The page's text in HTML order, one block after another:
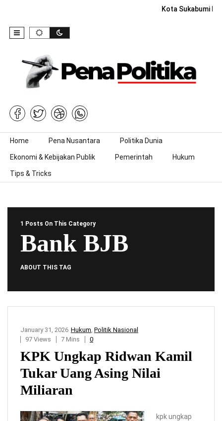
Kota Sukabumi
Skip to content
Home Pena Nusantara Politika Dunia
Ekonomi & Kebijakan Publik Pemerintah Hukum
Tips & Tricks
1 Posts On This Category
Bank BJB
ABOUT THIS TAG
Hukum Politik Nasional
January 31, 2026
97 Views
7 Mins 0
KPK Ungkap Ridwan Kamil
Tukar Uang Asing Nilai
Miliaran
kpk ungkap